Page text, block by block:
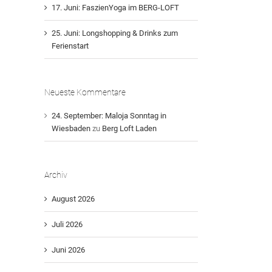
17. Juni: FaszienYoga im BERG-LOFT
25. Juni: Longshopping & Drinks zum
Ferienstart
Neueste Kommentare
24. September: Maloja Sonntag in
Wiesbaden zu Berg Loft Laden
Archiv
August 2026
Juli 2026
Juni 2026